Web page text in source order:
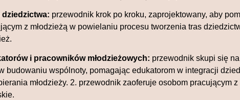
przewodnik krok po kroku, zaprojektowany, aby
z młodzieżą w powielaniu procesu tworzenia tras
i pracowników młodzieżowych: przewodnik skupi się na
budowaniu wspólnoty, pomagając edukatorom w integracji
młodzieży. 2. przewodnik zaoferuje osobom pracującym z